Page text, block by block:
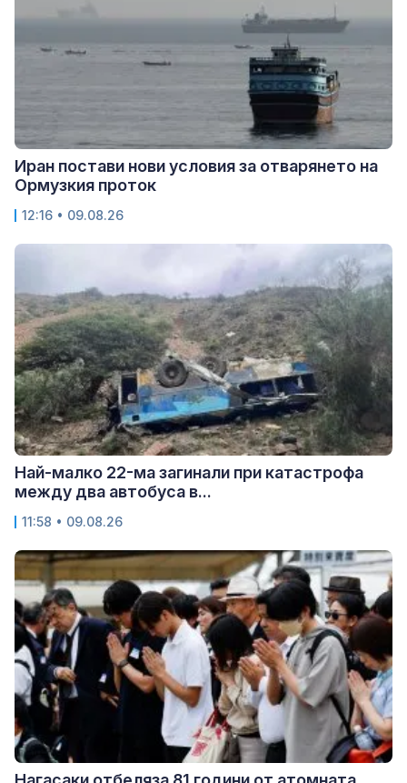
Иран постави нови условия за отварянето на
Ормузкия проток
12:16 • 09.08.26
Най-малко 22-ма загинали при катастрофа
между два автобуса в...
11:58 • 09.08.26